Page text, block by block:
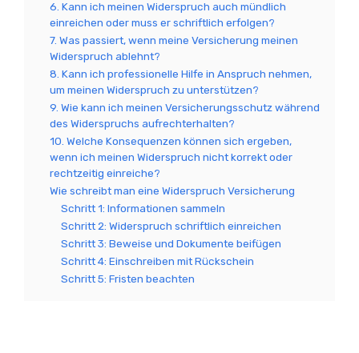
6. Kann ich meinen Widerspruch auch mündlich
einreichen oder muss er schriftlich erfolgen?
7. Was passiert, wenn meine Versicherung meinen
Widerspruch ablehnt?
8. Kann ich professionelle Hilfe in Anspruch nehmen,
um meinen Widerspruch zu unterstützen?
9. Wie kann ich meinen Versicherungsschutz während
des Widerspruchs aufrechterhalten?
10. Welche Konsequenzen können sich ergeben,
wenn ich meinen Widerspruch nicht korrekt oder
rechtzeitig einreiche?
Wie schreibt man eine Widerspruch Versicherung
Schritt 1: Informationen sammeln
Schritt 2: Widerspruch schriftlich einreichen
Schritt 3: Beweise und Dokumente beifügen
Schritt 4: Einschreiben mit Rückschein
Schritt 5: Fristen beachten